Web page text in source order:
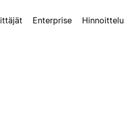
Enterprise Hinnoittelu